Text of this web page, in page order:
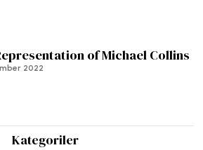
of Michael Collins
2022
Kategoriler